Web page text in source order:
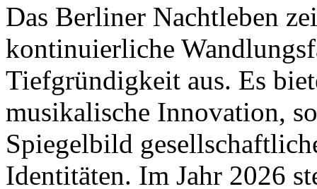
Das Berliner Nachtleben
kontinuierliche
Tiefgründigkeit aus. Es
musikalische Innovation,
Spiegelbild
Identitäten. Im Jahr 2026